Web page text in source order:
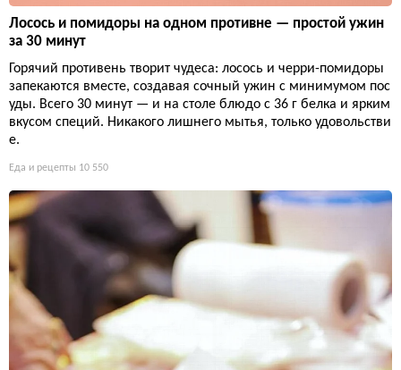
Лосось и помидоры на одном противне — простой ужин
за 30 минут
Горячий противень творит чудеса: лосось и черри-помидоры
запекаются вместе, создавая сочный ужин с минимумом пос
уды. Всего 30 минут — и на столе блюдо с 36 г белка и ярким
вкусом специй. Никакого лишнего мытья, только удовольстви
е.
Еда и рецепты 10 550